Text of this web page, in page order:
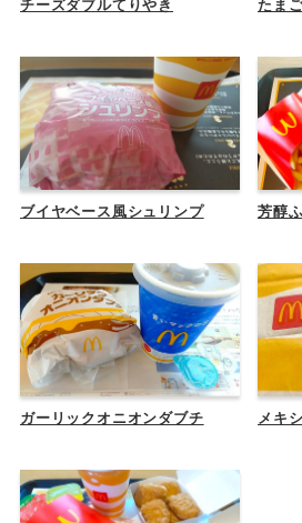
チーズダブルてりやき たま
ブイヤベース風シュリンプ 芳醇
ガーリックオニオンダブチ メキ